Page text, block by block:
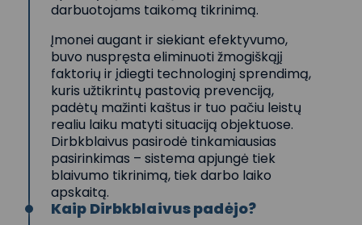
darbuotojams taikomą tikrinimą.
Įmonei augant ir siekiant efektyvumo,
buvo nuspręsta eliminuoti žmogiškąjį
faktorių ir įdiegti technologinį sprendimą,
kuris užtikrintų pastovią prevenciją,
padėtų mažinti kaštus ir tuo pačiu leistų
realiu laiku matyti situaciją objektuose.
Dirbkblaivus pasirodė tinkamiausias
pasirinkimas – sistema apjungė tiek
blaivumo tikrinimą, tiek darbo laiko
apskaitą.
Kaip Dirbkblaivus padėjo?